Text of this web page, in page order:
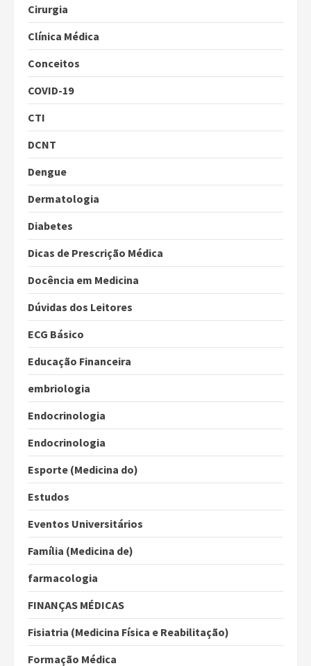
Cirurgia
Clínica Médica
Conceitos
COVID-19
CTI
DCNT
Dengue
Dermatologia
Diabetes
Dicas de Prescrição Médica
Docência em Medicina
Dúvidas dos Leitores
ECG Básico
Educação Financeira
embriologia
Endocrinologia
Endocrinologia
Esporte (Medicina do)
Estudos
Eventos Universitários
Família (Medicina de)
farmacologia
FINANÇAS MÉDICAS
Fisiatria (Medicina Física e Reabilitação)
Formação Médica